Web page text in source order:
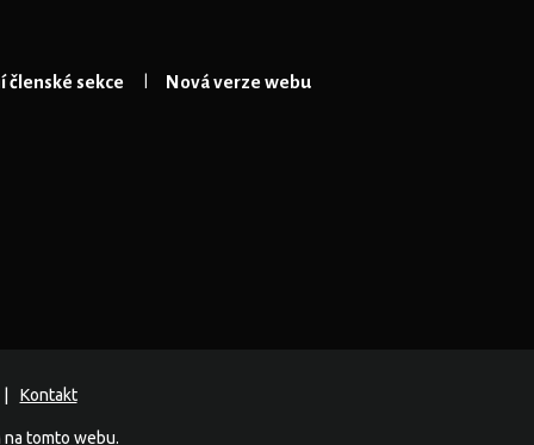
členské sekce Nová verze webu
Kontakt
na tomto webu.